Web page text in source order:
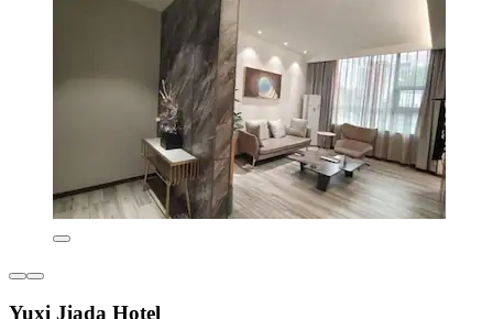
Yuxi Jiada Hotel